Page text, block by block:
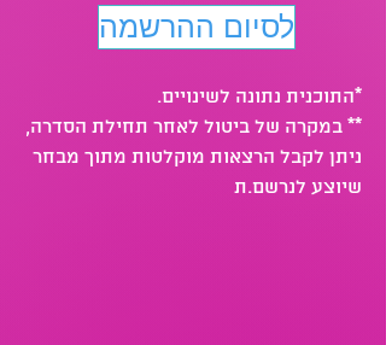
לסיום ההרשמה
​*התוכנית נתונה לשינויים.
** במקרה של ביטול לאחר תחילת הסדרה,
ניתן לקבל הרצאות מוקלטות מתוך מבחר
שיוצע לנרשם.ת